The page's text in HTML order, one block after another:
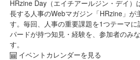
HRzine Day（エイチアールジン・デイ）
長する人事のWebマガジン「HRzine」が
す。毎回、人事の重要課題を1つテーマ
パードが持つ知見・経験を、参加者のみ
す。
イベントカレンダーを見る